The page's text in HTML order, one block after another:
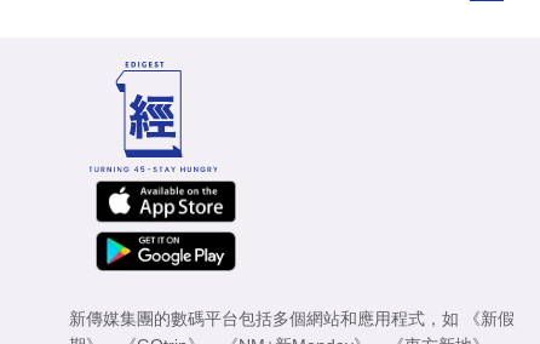
新傳媒集團的數碼平台包括多個網站和應用程式，如
《新假